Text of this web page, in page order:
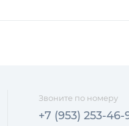
Звоните по номеру
+7 (953) 253-46-